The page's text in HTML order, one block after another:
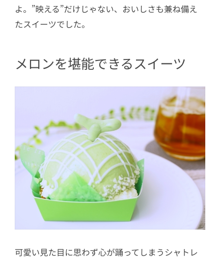
よ。”映える”だけじゃない、おいしさも兼ね備え
たスイーツでした。
メロンを堪能できるスイーツ
可愛い見た目に思わず心が踊ってしまうシャトレ